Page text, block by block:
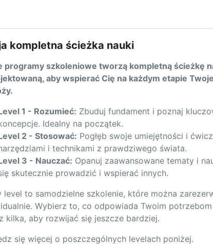
kompletna ścieżka nauki
programy szkoleniowe tworzą kompletną ścieżkę
aby wspierać Cię na każdym etapie
1 - Rozumieć: Zbuduj fundament i poznaj
Idealny na początek.
2 - Stosować: Pogłęb swoje umiejętności i
i technikami z prawdziwego świata.
3 - Nauczać: Opanuj zaawansowane tematy i
skutecznie prowadzić i wspierać innych.
level to samodzielne szkolenie, które można
Wybierz to, co odpowiada Twoim
kilka, aby rozwijać się jeszcze bardziej.
się więcej o poszczególnych levelach poniżej.